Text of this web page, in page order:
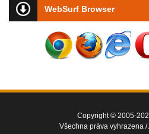
WebSurf Browser
Copyright © 2005-
Všechna práva vyhrazena